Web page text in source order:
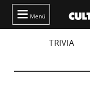
 Menú
TRIVIA